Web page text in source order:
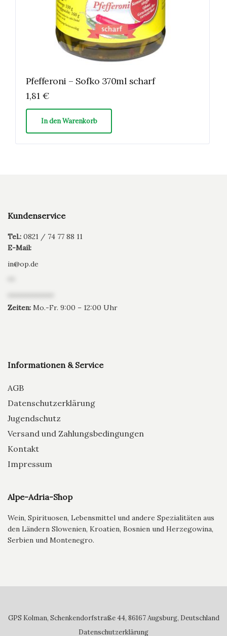
Pfefferoni – Sofko 370ml scharf
1,81 €
In den Warenkorb
Kundenservice
Tel.: 0821 / 74 77 88 11
E-Mail:
in@op.de
Zeiten: Mo.-Fr. 9:00 – 12:00 Uhr
Informationen & Service
AGB
Datenschutzerklärung
Jugendschutz
Versand und Zahlungsbedingungen
Kontakt
Impressum
Alpe-Adria-Shop
Wein, Spirituosen, Lebensmittel und andere Spezialitäten aus
den Ländern Slowenien, Kroatien, Bosnien und Herzegowina,
Serbien und Montenegro.
GPS Kolman, Schenkendorfstraße 44, 86167 Augsburg, Deutschland
Datenschutzerklärung